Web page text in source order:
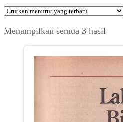
Menampilkan semua 3 hasil
yang